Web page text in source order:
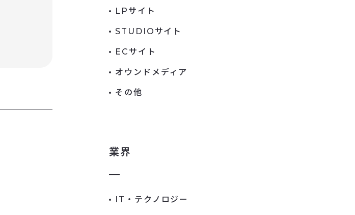
LPサイト
STUDIOサイト
ECサイト
オウンドメディア
その他
業界
IT・テクノロジー